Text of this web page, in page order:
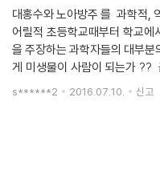
대홍수와 노아방주 를 과학적,
어릴적 초등학교때부터 학교
을 주장하는 과학자들의 대부
게 미생물이 사람이 되는가 ??
에 불과하다 ... 이 책은 대홍
s******2 2016.07.10. 신고